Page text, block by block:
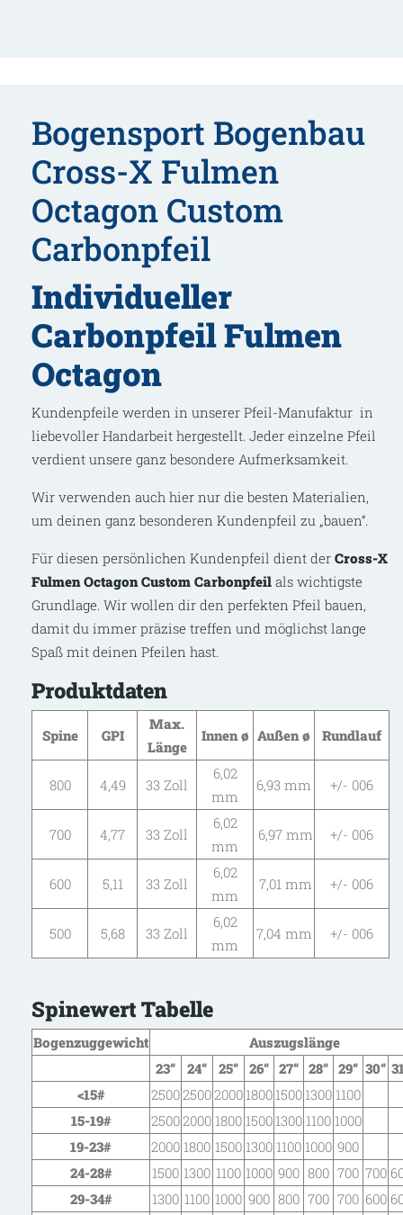
Bogensport Bogenbau
Cross-X Fulmen
Octagon Custom
Carbonpfeil
Individueller
Carbonpfeil Fulmen
Octagon
Kundenpfeile werden in unserer Pfeil-Manufaktur in
liebevoller Handarbeit hergestellt. Jeder einzelne Pfeil
verdient unsere ganz besondere Aufmerksamkeit.
Wir verwenden auch hier nur die besten Materialien,
um deinen ganz besonderen Kundenpfeil zu „bauen“.
Für diesen persönlichen Kundenpfeil dient der Cross-X
Fulmen Octagon Custom Carbonpfeil als wichtigste
Grundlage. Wir wollen dir den perfekten Pfeil bauen,
damit du immer präzise treffen und möglichst lange
Spaß mit deinen Pfeilen hast.
Produktdaten
Spine GPI
Max.
Länge
Innen ø Außen ø Rundlauf
800 4,49 33 Zoll
6,02
mm
6,93 mm +/- 006
700 4,77 33 Zoll
6,02
mm
6,97 mm +/- 006
600 5,11 33 Zoll
6,02
mm
7,01 mm +/- 006
500 5,68 33 Zoll
6,02
mm
7,04 mm +/- 006
Spinewert Tabelle
Bogenzuggewicht
Auszugslänge
23“
24“ 25“ 26“ 27“ 28“ 29“ 30“
<15# 250025002000180015001300 1100
15-19# 25002000 1800 15001300 1100 1000
19-23# 2000 1800 1500 1300 1100 1000 900
24-28# 1500 1300 1100 1000 900 800 700 700
29-34# 1300 1100 1000 900 800 700 700 600